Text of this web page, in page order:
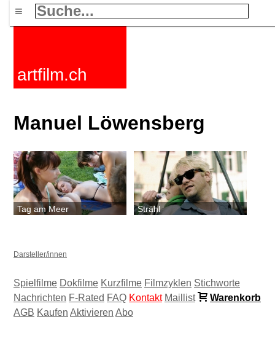
≡
artfilm.ch
Manuel Löwensberg
Tag am Meer Strähl
Darsteller/innen
Spielfilme Dokfilme Kurzfilme Filmzyklen Stichworte
Nachrichten F-Rated FAQ Kontakt Maillist
Warenkorb
AGB Kaufen Aktivieren Abo